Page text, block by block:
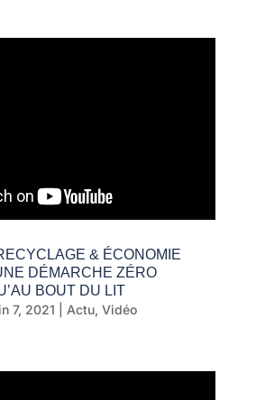
& ÉCONOMIE
DÉMARCHE ZÉRO
BOUT DU LIT
7, 2021 Actu, Vidéo